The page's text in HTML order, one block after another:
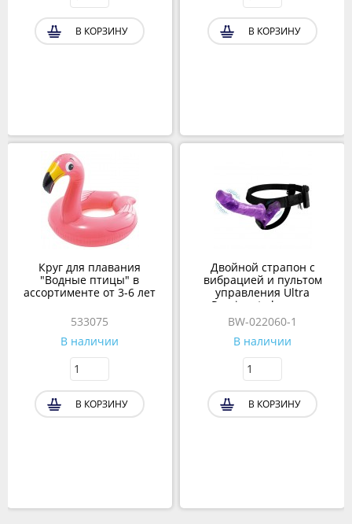
В КОРЗИНУ
Круг для плавания
"Водные птицы" в
ассортименте от 3-6 лет
533075
В наличии
В КОРЗИНУ
В КОРЗИНУ
Двойной страпон с
вибрацией и пультом
управления Ultra
Passionate harness
фиолетовый
BW-022060-1
В наличии
В КОРЗИНУ